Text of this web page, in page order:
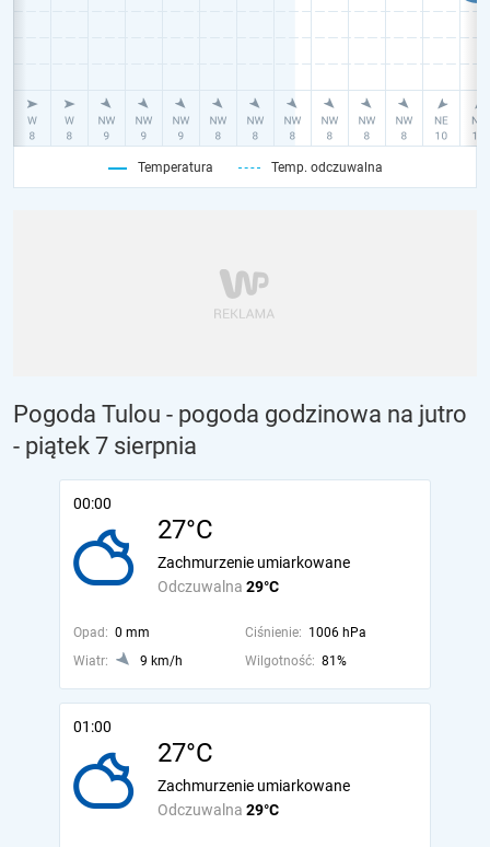
Temperatura Temp. odczuwalna
Pogoda Tulou - pogoda godzinowa na jutro
- piątek 7 sierpnia
00:00
27°C
Odczuwalna 29°C
Zachmurzenie umiarkowane
Opad: 0 mm Ciśnienie: 1006 hPa
Wiatr:
9 km/h Wilgotność: 81%
01:00
27°C
Odczuwalna 29°C
Zachmurzenie umiarkowane